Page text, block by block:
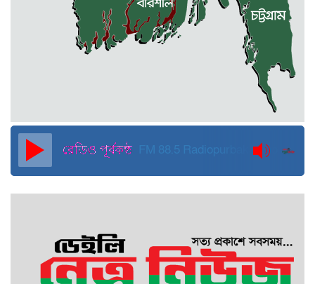
জুলাই ব্যবসা ও হাদি ব্যবসা চালু রাখতে
হবে: মাহমুদা মিতু
দুবাইয়ে কারাগার থেকে মুক্তি পেয়েছেন
পুলিশের সাবেক মহাপরিদর্শক বেনজীর
আহমেদ
FM 88.5 Radiopurbakantho